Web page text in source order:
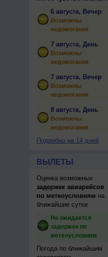
6 августа, Вечер
Возможны
недомогания
7 августа, День
Возможны
недомогания
7 августа, Вечер
Возможны
недомогания
8 августа, День
Возможны
недомогания
Подробно на 14 дней
ВЫЛЕТЫ
Оценка возможных
задержек авиарейсов
по метеоусловиям на
ближайшие сутки
Не ожидается
задержек по
метеоусловиям
Погода по ближайшим